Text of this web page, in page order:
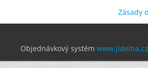
Zásady
Objednávkový systém www.jidelna.cz